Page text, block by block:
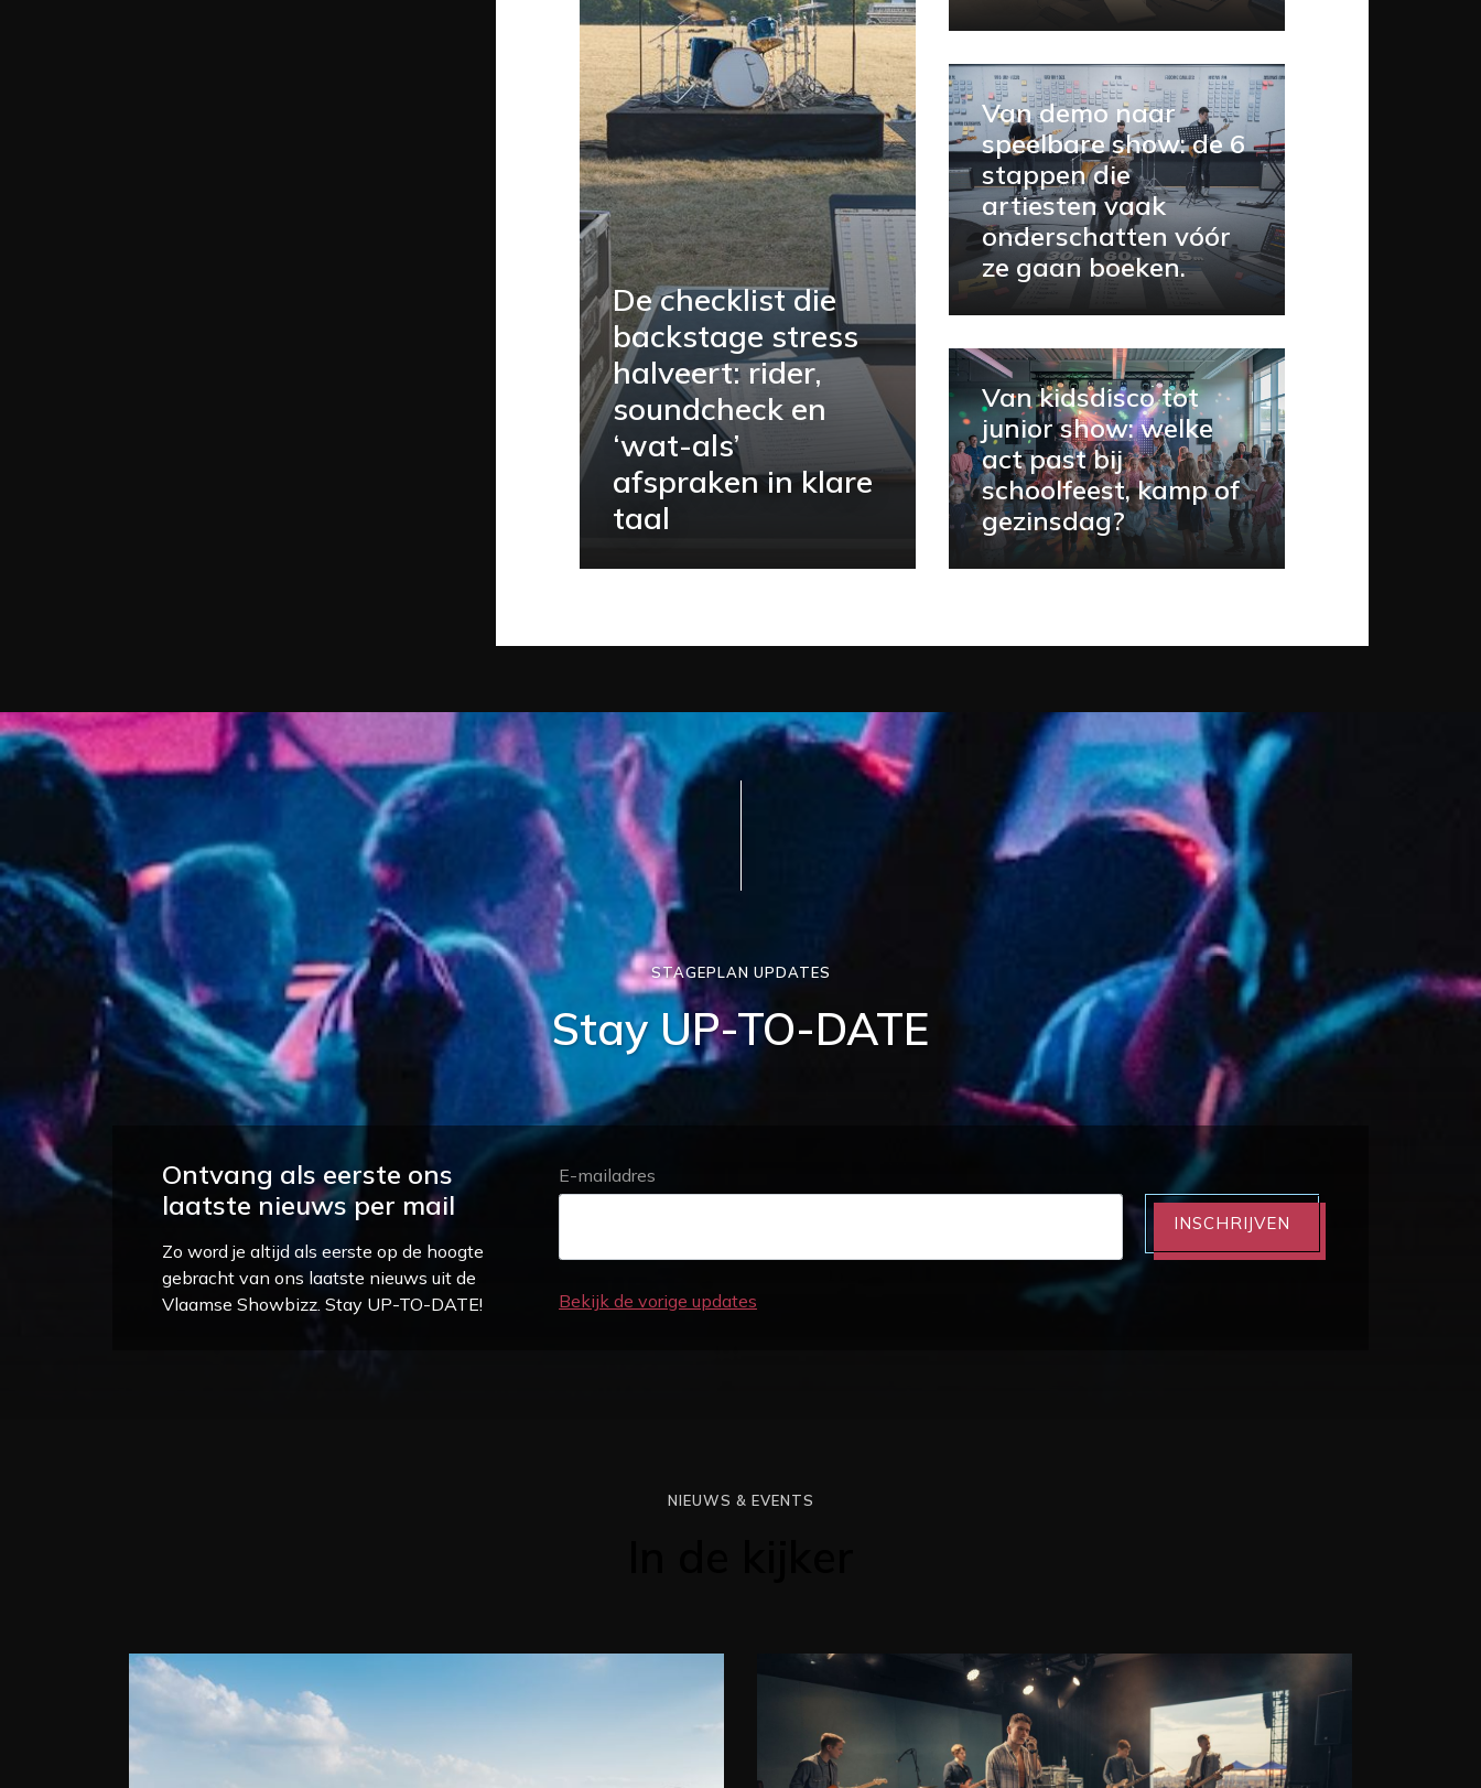
De checklist die
backstage stress
halveert: rider,
soundcheck en
‘wat-als’
afspraken in klare
taal
Van demo naar
speelbare show: de 6
stappen die
artiesten vaak
onderschatten vóór
ze gaan boeken.
Van kidsdisco tot
junior show: welke
act past bij
schoolfeest, kamp of
gezinsdag?
STAGEPLAN UPDATES
Stay UP-TO-DATE
Ontvang als eerste ons
laatste nieuws per mail
Zo word je altijd als eerste op de hoogte
gebracht van ons laatste nieuws uit de
Vlaamse Showbizz. Stay UP-TO-DATE!
E-mailadres
INSCHRIJVEN
Bekijk de vorige updates
NIEUWS & EVENTS